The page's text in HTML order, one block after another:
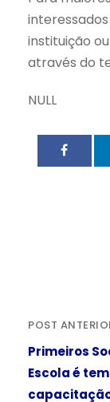
instituição
através do
NULL
POST
Primeiros
Escola é
capacitação